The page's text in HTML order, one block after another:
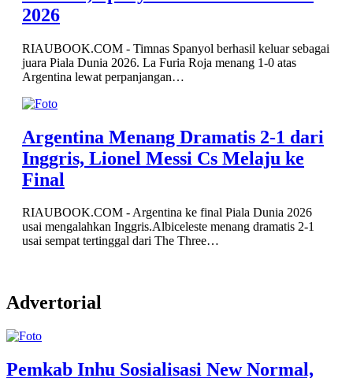
2026
RIAUBOOK.COM - Timnas Spanyol berhasil keluar sebagai
juara Piala Dunia 2026. La Furia Roja menang 1-0 atas
Argentina lewat perpanjangan…
Argentina Menang Dramatis 2-1 dari
Inggris, Lionel Messi Cs Melaju ke
Final
RIAUBOOK.COM - Argentina ke final Piala Dunia 2026
usai mengalahkan Inggris.Albiceleste menang dramatis 2-1
usai sempat tertinggal dari The Three…
Advertorial
Pemkab Inhu Sosialisasi New Normal,